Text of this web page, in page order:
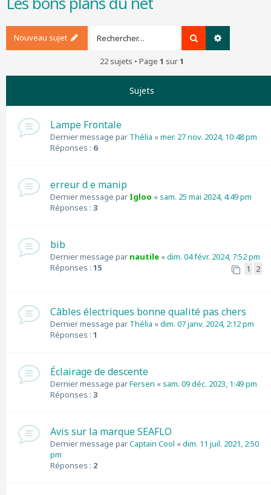
Nouveau sujet Rechercher
22 sujets • Page 1 sur1
Sujets
Lampe Frontale
Dernier message par Thélia «mer. 27 nov. 2024, 10:48 pm
Réponses : 6
erreur d e manip
Dernier message par Igloo «sam. 25 mai 2024, 4:49 pm
Réponses : 3
bib
Dernier message par nautile «dim. 04 févr. 2024, 7:52 pm
Réponses : 15 1 2
Câbles électriques bonne qualité pas chers
Dernier message par Thélia «dim. 07 janv. 2024, 2:12 pm
Réponses : 1
Éclairage de descente
Dernier message parFersen «sam. 09 déc. 2023, 1:49 pm
Réponses : 3
Avis sur la marque SEAFLO
Dernier message parCaptain Cool «dim. 11 juil. 2021, 2:50
pm
Réponses : 2